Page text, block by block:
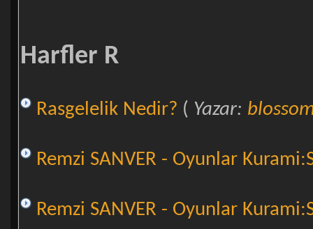
Harfler R
Rasgelelik Nedir? ( Yazar:
Remzi SANVER - Oyunlar
Remzi SANVER - Oyunlar